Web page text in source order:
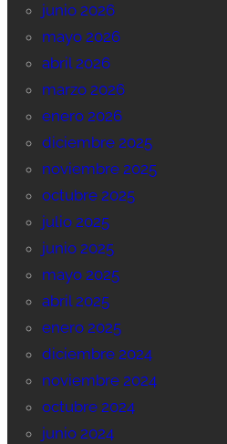
junio 2026
mayo 2026
abril 2026
marzo 2026
enero 2026
diciembre 2025
noviembre 2025
octubre 2025
julio 2025
junio 2025
mayo 2025
abril 2025
enero 2025
diciembre 2024
noviembre 2024
octubre 2024
junio 2024